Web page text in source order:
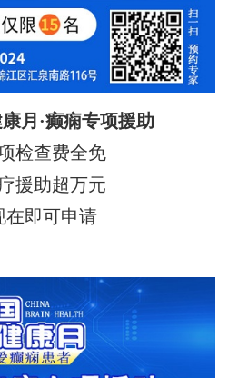
月·癫痫专项援助
检查费全免
援助超万元
在即可申请